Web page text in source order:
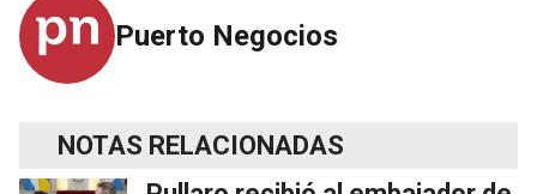
Puerto Negocios
NOTAS RELACIONADAS